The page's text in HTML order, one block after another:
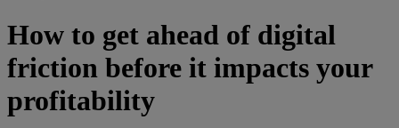
How to get ahead of digital
friction before it impacts your
profitability